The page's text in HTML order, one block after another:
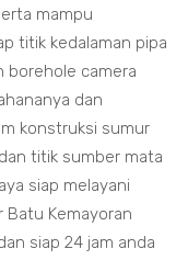
mampu
titik kedalaman pipa
camera
dan
konstruksi sumur
titik sumber mata
siap melayani
Batu Kemayoran
siap 24 jam anda